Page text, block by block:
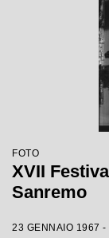
FOTO
XVII
Sanremo
23 GENNAIO 1967